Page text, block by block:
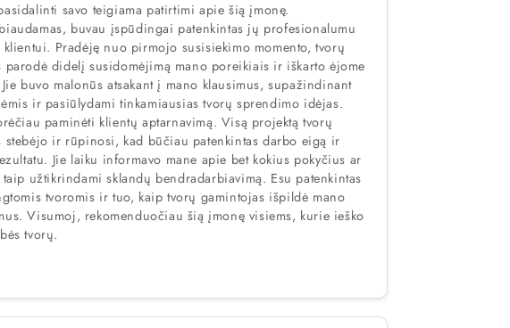
savo teigiama patirtimi apie šią įmonę.
buvau įspūdingai patenkintas jų profesionalumu
momento, tvorų
parodė didelį susidomėjimą mano poreikiais ir iškarto ėjome
buvo malonūs atsakant į mano klausimus, supažindinant
ir pasiūlydami tinkamiausias tvorų sprendimo idėjas.
paminėti klientų aptarnavimą. Visą projektą tvorų
stebėjo ir rūpinosi, kad būčiau patenkintas darbo eigą ir
Jie laiku informavo mane apie bet kokius pokyčius ar
užtikrindami sklandų bendradarbiavimą. Esu patenkintas
tvoromis ir tuo, kaip tvorų gamintojas išpildė mano
Visumoj, rekomenduočiau šią įmonę visiems, kurie ieško
tvorų.